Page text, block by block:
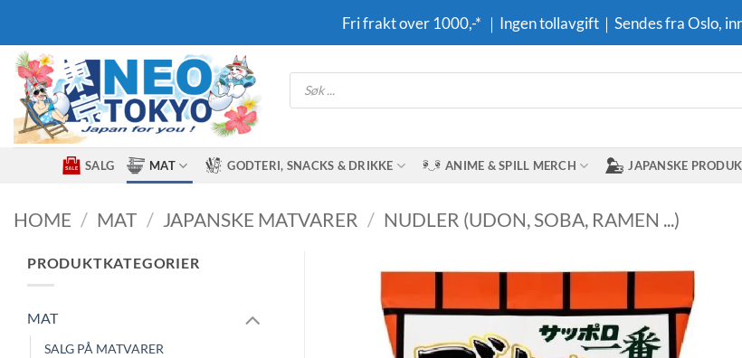
content
Fri frakt over 1000,-* ｜Ingen tollavgift｜Sendes fra Oslo,
Products
search
SALG MAT GODTERI, SNACKS & DRIKKE ANIME & SPILL MERCH JAPANSKE
HOME / MAT / JAPANSKE MATVARER / NUDLER (UDON, SOBA, RAMEN ...)
PRODUKTKATEGORIER
MAT
SALG PÅ MATVARER
Legg til i
ønskeliste